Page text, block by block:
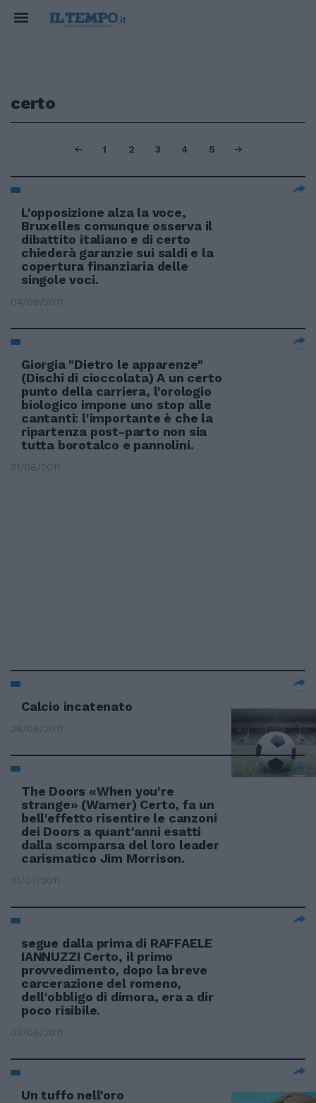
certo
1 2 3 4 5
L'opposizione alza la voce,
Bruxelles comunque osserva il
dibattito italiano e di certo
chiederà garanzie sui saldi e la
copertura finanziaria delle
singole voci.
04/09/2011
Giorgia "Dietro le apparenze"
(Dischi di cioccolata) A un certo
punto della carriera, l'orologio
biologico impone uno stop alle
cantanti: l'importante è che la
ripartenza post-parto non sia
tutta borotalco e pannolini.
31/08/2011
Calcio incatenato
28/08/2011
The Doors «When you're
strange» (Warner) Certo, fa un
bell'effetto risentire le canzoni
dei Doors a quant'anni esatti
dalla scomparsa del loro leader
carismatico Jim Morrison.
10/07/2011
segue dalla prima di RAFFAELE
IANNUZZI Certo, il primo
provvedimento, dopo la breve
carcerazione del romeno,
dell'obbligo di dimora, era a dir
poco risibile.
05/06/2011
Un tuffo nell’oro